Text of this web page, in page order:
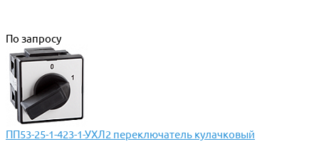
По запросу
ПП53-25-1-423-1-УХЛ2 переключатель кулачковый